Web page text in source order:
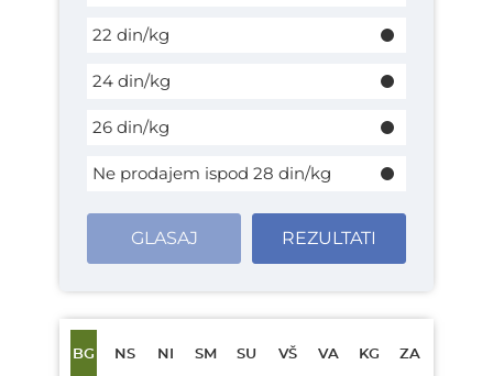
22 din/kg
24 din/kg
26 din/kg
Ne prodajem ispod 28 din/kg
GLASAJ REZULTATI
BG NS NI SM SU VŠ VA KG ZA